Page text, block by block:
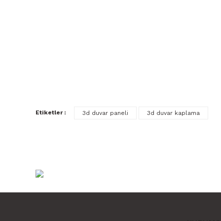
Etiketler : 3d duvar paneli 3d duvar kaplama